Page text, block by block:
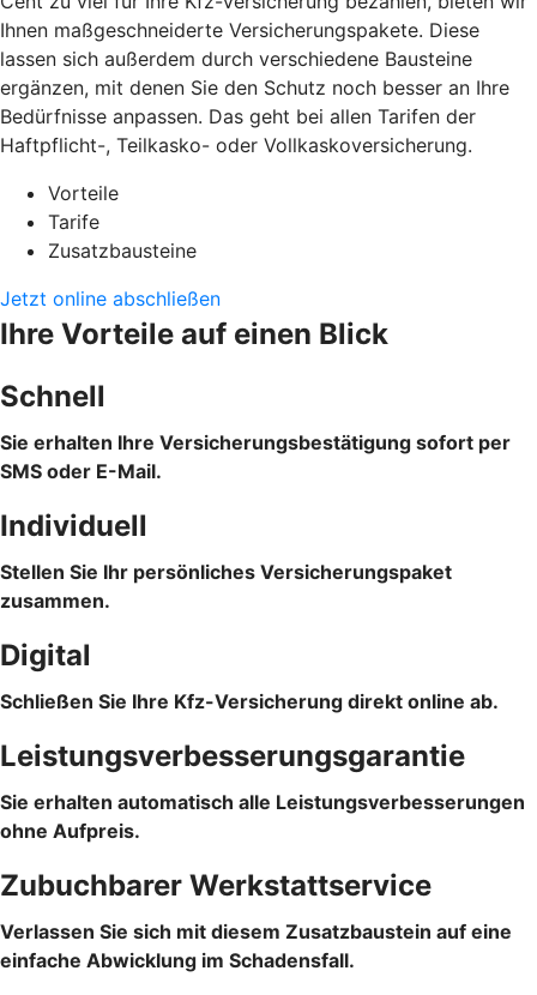
Ihnen maßgeschneiderte Versicherungspakete. Diese
lassen sich außerdem durch verschiedene Bausteine
ergänzen, mit denen Sie den Schutz noch besser an Ihre
Bedürfnisse anpassen. Das geht bei allen Tarifen der
Haftpflicht-, Teilkasko- oder Vollkaskoversicherung.
Vorteile
Tarife
Zusatzbausteine
Jetzt online abschließen
Ihre Vorteile auf einen Blick
Schnell
Sie erhalten Ihre Versicherungsbestätigung sofort per
SMS oder E-Mail.
Individuell
Stellen Sie Ihr persönliches Versicherungspaket
zusammen.
Digital
Schließen Sie Ihre Kfz-Versicherung direkt online ab.
Leistungsverbesserungsgarantie
Sie erhalten automatisch alle Leistungsverbesserungen
ohne Aufpreis.
Zubuchbarer Werkstattservice
Verlassen Sie sich mit diesem Zusatzbaustein auf eine
einfache Abwicklung im Schadensfall.